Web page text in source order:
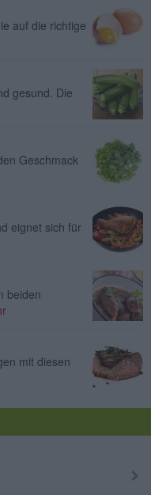
auf die richtige
gesund. Die
Geschmack
eignet sich für
beiden
mit diesen